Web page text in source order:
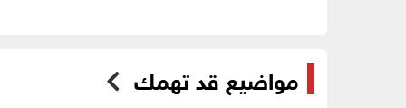
مواضيع قد تهمك